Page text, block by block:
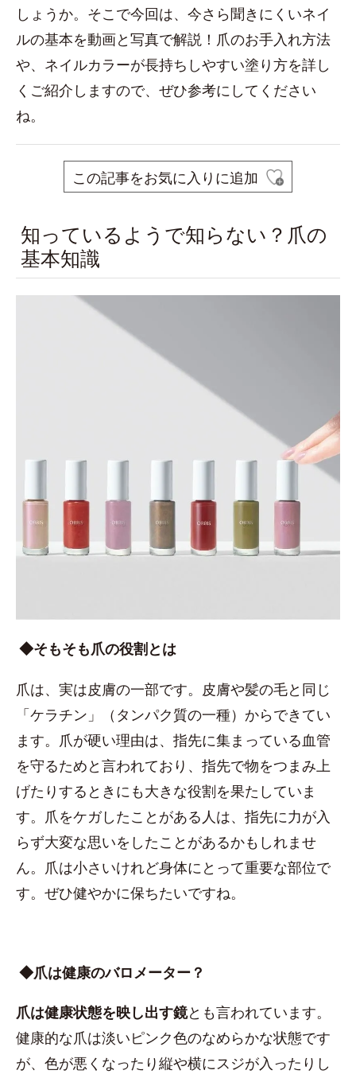
しょうか。そこで今回は、今さら聞きにくいネイ
ルの基本を動画と写真で解説！爪のお手入れ方法
や、ネイルカラーが長持ちしやすい塗り方を詳し
くご紹介しますので、ぜひ参考にしてください
ね。
この記事をお気に入りに追加
知っているようで知らない？爪の
基本知識
◆そもそも爪の役割とは
爪は、実は皮膚の一部です。皮膚や髪の毛と同じ
「ケラチン」（タンパク質の一種）からできてい
ます。爪が硬い理由は、指先に集まっている血管
を守るためと言われており、指先で物をつまみ上
げたりするときにも大きな役割を果たしていま
す。爪をケガしたことがある人は、指先に力が入
らず大変な思いをしたことがあるかもしれませ
ん。爪は小さいけれど身体にとって重要な部位で
す。ぜひ健やかに保ちたいですね。
◆爪は健康のバロメーター？
爪は健康状態を映し出す鏡とも言われています。
健康的な爪は淡いピンク色のなめらかな状態です
が、色が悪くなったり縦や横にスジが入ったりし